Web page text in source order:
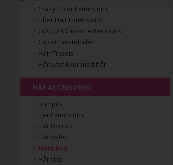
Crazy Color Extensions
Fiber Hair Extensions
GOLD24 Clip on extensions
Clip on hestehaler
Hair Tinsels
Hårelastikker med hår
HÅR ACCESSORIES
Bumpits
Fjer Extensions
Hår Donuts
Hårbøjler
Hårbånd
Hårclips